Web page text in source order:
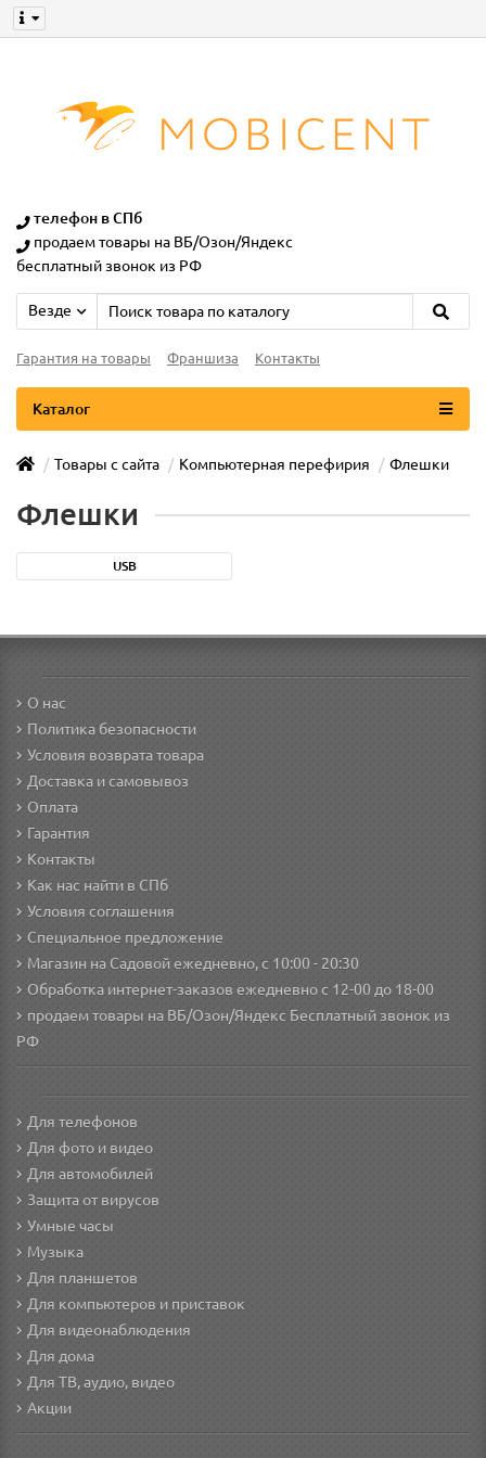
телефон в СПб
продаем товары на ВБ/Озон/Яндекс
бесплатный звонок из РФ
Везде
Гарантия на товары Франшиза Контакты
Каталог
Товары с сайта Компьютерная перефирия Флешки
Флешки
USB
О нас
Политика безопасности
Условия возврата товара
Доставка и самовывоз
Оплата
Гарантия
Контакты
Как нас найти в СПб
Условия соглашения
Специальное предложение
Магазин на Садовой ежедневно, с 10:00 - 20:30
Обработка интернет-заказов ежедневно с 12-00 до 18-00
продаем товары на ВБ/Озон/Яндекс Бесплатный звонок из
РФ
Для телефонов
Для фото и видео
Для автомобилей
Защита от вирусов
Умные часы
Музыка
Для планшетов
Для компьютеров и приставок
Для видеонаблюдения
Для дома
Для ТВ, аудио, видео
Акции